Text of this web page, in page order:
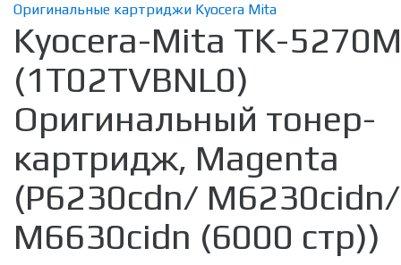
Оригинальные картриджи Kyocera Mita
Kyocera-Mita TK-5270M
(1T02TVBNL0)
Оригинальный тонер-
картридж, Magenta
(P6230cdn/ M6230cidn/
M6630cidn (6000 стр))